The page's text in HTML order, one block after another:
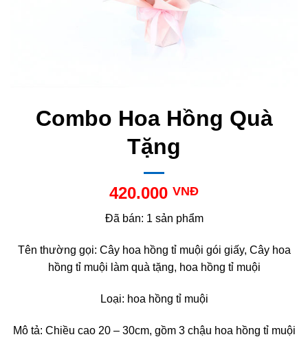
Combo Hoa Hồng Quà
Tặng
420.000 VNĐ
Đã bán: 1 sản phẩm
Tên thường gọi: Cây hoa hồng tỉ muội gói giấy, Cây hoa
hồng tỉ muội làm quà tặng, hoa hồng tỉ muội
Loại: hoa hồng tỉ muội
Mô tả: Chiều cao 20 – 30cm, gồm 3 chậu hoa hồng tỉ muội